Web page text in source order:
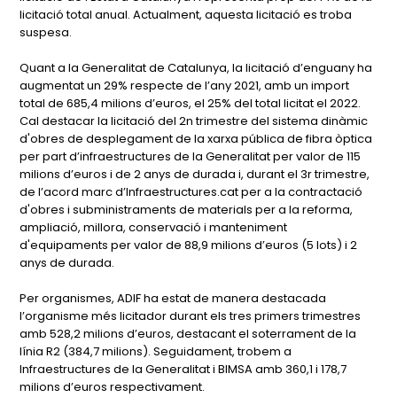
licitació total anual. Actualment, aquesta licitació es troba
suspesa.
Quant a la Generalitat de Catalunya, la licitació d’enguany ha
augmentat un 29% respecte de l’any 2021, amb un import
total de 685,4 milions d’euros, el 25% del total licitat el 2022.
Cal destacar la licitació del 2n trimestre del sistema dinàmic
d'obres de desplegament de la xarxa pública de fibra òptica
per part d’infraestructures de la Generalitat per valor de 115
milions d’euros i de 2 anys de durada i, durant el 3r trimestre,
de l’acord marc d’Infraestructures.cat per a la contractació
d'obres i subministraments de materials per a la reforma,
ampliació, millora, conservació i manteniment
d'equipaments per valor de 88,9 milions d’euros (5 lots) i 2
anys de durada.
Per organismes, ADIF ha estat de manera destacada
l’organisme més licitador durant els tres primers trimestres
amb 528,2 milions d’euros, destacant el soterrament de la
línia R2 (384,7 milions). Seguidament, trobem a
Infraestructures de la Generalitat i BIMSA amb 360,1 i 178,7
milions d’euros respectivament.